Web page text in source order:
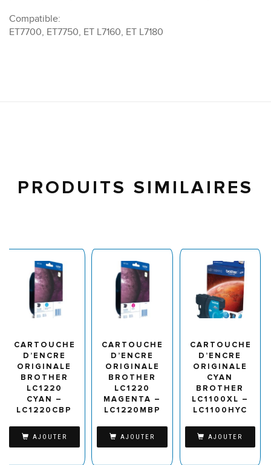
Compatible:
ET7700, ET7750, ET L7160, ET L7180
PRODUITS SIMILAIRES
CARTOUCHE
D’ENCRE
ORIGINALE
BROTHER
LC1220
CYAN –
LC1220CBP
AJOUTER
CARTOUCHE
D’ENCRE
ORIGINALE
BROTHER
LC1220
MAGENTA –
LC1220MBP
AJOUTER
CARTOUCHE
D’ENCRE
ORIGINALE
CYAN
BROTHER
LC1100XL –
LC1100HYC
AJOUTER